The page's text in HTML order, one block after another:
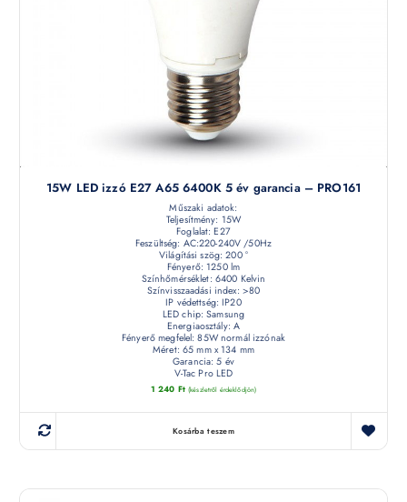
15W LED izzó E27 A65 6400K 5 év garancia – PRO161
Műszaki adatok:
Teljesítmény: 15W
Foglalat: E27
Feszültség: AC:220-240V /50Hz
Világítási szög: 200 °
Fényerő: 1250 lm
Színhőmérséklet: 6400 Kelvin
Színvisszaadási index: >80
IP védettség: IP20
LED chip: Samsung
Energiaosztály: A
Fényerő megfelel: 85W normál izzónak
Méret: 65 mm x 134 mm
Garancia: 5 év
V-Tac Pro LED
1 240 Ft (készletről érdeklődjön)
Kosárba teszem